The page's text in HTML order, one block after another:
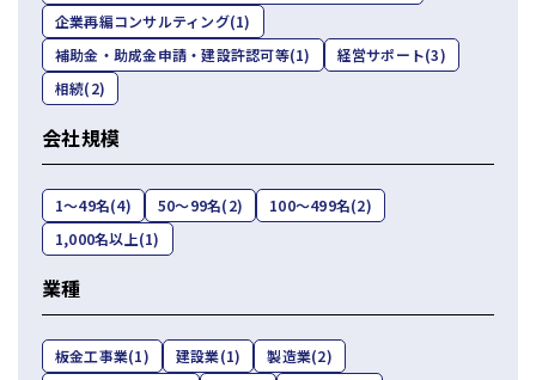
企業再編コンサルティング(1)
補助金・助成金申請・建設許認可等(1) 経営サポート(3)
相続(2)
会社規模
1〜49名(4) 50〜99名(2) 100〜499名(2)
1,000名以上(1)
業種
板金工事業(1) 建設業(1) 製造業(2)